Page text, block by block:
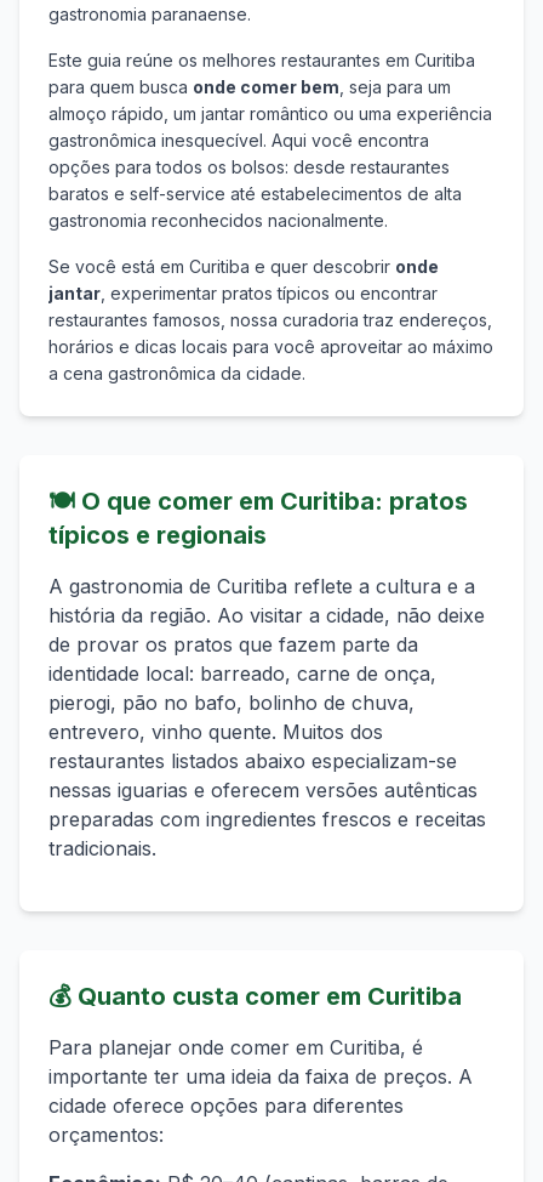
gastronomia paranaense.
Este guia reúne os melhores restaurantes em Curitiba
para quem busca onde comer bem , seja para um
almoço rápido, um jantar romântico ou uma experiência
gastronômica inesquecível. Aqui você encontra
opções para todos os bolsos: desde restaurantes
baratos e self-service até estabelecimentos de alta
gastronomia reconhecidos nacionalmente.
Se você está em Curitiba e quer descobrir onde
jantar , experimentar pratos típicos ou encontrar
restaurantes famosos, nossa curadoria traz endereços,
horários e dicas locais para você aproveitar ao máximo
a cena gastronômica da cidade.
🍽️ O que comer em Curitiba: pratos
típicos e regionais
A gastronomia de Curitiba reflete a cultura e a
história da região. Ao visitar a cidade, não deixe
de provar os pratos que fazem parte da
identidade local: barreado, carne de onça,
pierogi, pão no bafo, bolinho de chuva,
entrevero, vinho quente. Muitos dos
restaurantes listados abaixo especializam-se
nessas iguarias e oferecem versões autênticas
preparadas com ingredientes frescos e receitas
tradicionais.
💰 Quanto custa comer em Curitiba
Para planejar onde comer em Curitiba, é
importante ter uma ideia da faixa de preços. A
cidade oferece opções para diferentes
orçamentos: